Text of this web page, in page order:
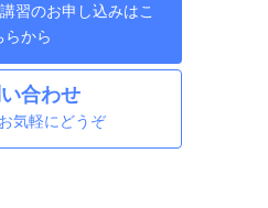
習のお申し込みはこ
らから
合わせ
気軽にどうぞ